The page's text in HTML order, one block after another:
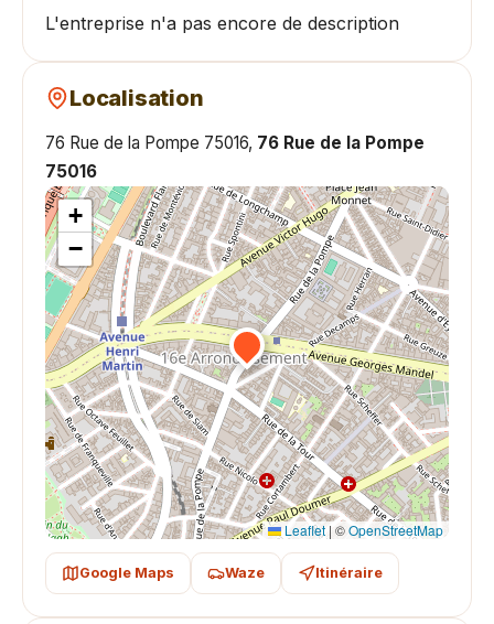
L'entreprise n'a pas encore de description
Localisation
76 Rue de la Pompe 75016, 76 Rue de la Pompe
75016
+
−
Leaflet | ©OpenStreetMap
Google Maps Waze Itinéraire